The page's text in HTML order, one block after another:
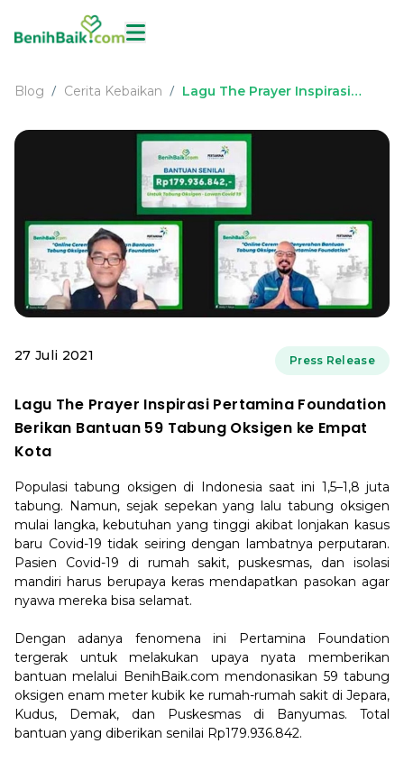
Blog / Cerita Kebaikan / Lagu The Prayer Inspirasi
Bantuan 59 Tabung Oksigen
ke Empat Kota
27 Juli 2021 Press Release
Lagu The Prayer Inspirasi Pertamina Foundation
Berikan Bantuan 59 Tabung Oksigen ke Empat
Kota
Populasi tabung oksigen di Indonesia saat ini 1,5–1,8 juta
tabung. Namun, sejak sepekan yang lalu tabung oksigen
mulai langka, kebutuhan yang tinggi akibat lonjakan kasus
baru Covid-19 tidak seiring dengan lambatnya perputaran.
Pasien Covid-19 di rumah sakit, puskesmas, dan isolasi
mandiri harus berupaya keras mendapatkan pasokan agar
nyawa mereka bisa selamat.
Dengan adanya fenomena ini Pertamina Foundation
tergerak untuk melakukan upaya nyata memberikan
bantuan melalui BenihBaik.com mendonasikan 59 tabung
oksigen enam meter kubik ke rumah-rumah sakit di Jepara,
Kudus, Demak, dan Puskesmas di Banyumas. Total
bantuan yang diberikan senilai Rp179.936.842.